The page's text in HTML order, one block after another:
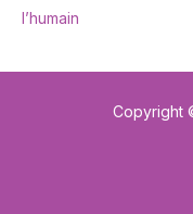
l’humain
Copyright